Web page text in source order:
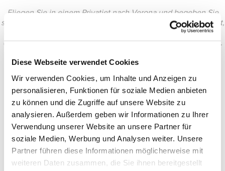
Diese Webseite verwendet Cookies
Wir verwenden Cookies, um Inhalte und Anzeigen zu
personalisieren, Funktionen für soziale Medien anbieten
zu können und die Zugriffe auf unsere Website zu
analysieren. Außerdem geben wir Informationen zu Ihrer
Verwendung unserer Website an unsere Partner für
soziale Medien, Werbung und Analysen weiter. Unsere
Partner führen diese Informationen möglicherweise mit
weiteren Daten zusammen, die Sie ihnen bereitgestellt
Fliegen Sie in einem Privatjet nach Verona und begeben Sie
sich auf die Spur einer der ältesten Liebesgeschichten der Welt,
die von Romeo & Julia. Ein Weekend voller Highlights wie z.B.
der Besuch einer Oper in der Arena di Verona (Aida, Nabucco).